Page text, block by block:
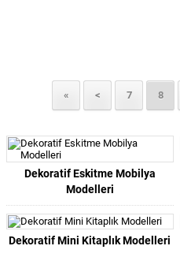
« < 7 8
Dekoratif Eskitme Mobilya
Modelleri
Dekoratif Mini Kitaplık Modelleri